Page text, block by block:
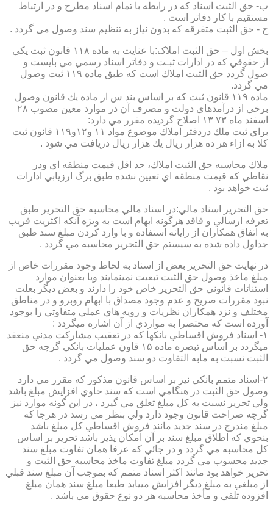
ب- حق الثبت اسناد كه در رابطه با تمام اسناد مطرح و در ارتباط
مستقيم با كار دفاتر است .
ج - حق الثبت متفرقه كه بدون نياز به تنظیم سند وصول می گردد .
بخش اول – حق الثبت املاک:با عنايت به ماده ۱۱۸ قانون ثبت يكي
از حقوقي كه در ادارات ثبـت و دفاتر اسناد رسمي مي بايست و
صول گردد حق الثبت املاك است كه طبق ماده ۱۱۹ ثبت وصول
مي گردد.
ماده ۱۱۹ قانون ثبت كه بر اساس بند س از ماده يك قانون وصول
برخي از درآمدهاي دولت و مصرف آن در موارد معين مصوب ۲۸
اسفند ماه ۷۳ ۱۳ اصلاح گرديده مقرر مي دارد:
براي ثبت ملك دردفتر املاك موضوع مواد ۱۱ و۱۲و۱۱۹ قانون ثبت
كلا به ازاء هر ده هزار ريال يك هزار ريال دريافت مي شود .
ملاك محاسبه حق الثبت املاك، حد اقل قيمت منطقه اي ودر
نقاطي كه قيمت منطقه اي تعيين نشده طبق برگ ارزيابي ادارات
ثبت خواهد بود .
حق التحرير اسناد مالي:در اسناد مالي محاسبه حق التحرير طبق
تعرفه ارسالي و فاقد هرگونه ابهام است به ويژه آنكه اكثريت قريب
به اتفاق همكاران از رايانه استفاده و با وارد كردن مبلغ سند طبق
جداول داده شده به سيستم حق التحرير محاسبه مي گردد .
در نهايت حق التحرير بعض از اسناد به لحاظ وجود مقررات خاص از
مبلغ ماخذ وصول حق الثبت تبعيت نمينمايند ويا بعنوان موارد
استنائات قانوني حق التحرير خاص خود را دارند و بعض ديگر بعلت
نبود مقررات صريح و عدم وجود مصداق با ابهام روبرو و در مناطق
مختلف و نزد همكاران نظريات و رويه هاي عملي متفاوتي را بوجود
آورده است كه مختصرا به مواردي از آن اشاره ميگردد :
۱- اسناد فروش اقساطي بانكها كه در تعقيب مشاركت مدني منعقد
ميگردد بر اساس تبصره ماده ۱۵ قاون عمليات بانكي گرچه حق
الثبت نسبت به مابه التفاوت دو سند وصول مي گردد .
۲-اسناد متمم بانكي نيز بر اساس قانون مذكور كه مقرر مي دارد
وصول حق الثبت در هنگامي است كه سند حاوي افزايش مبلغ باشد
ولي تحرير نسبت به كل مبلغ تعلق مي گيرد ، در اين گونه موارد نيز
گرچه صراحت قانون وجود دارد ولي بنظر مي رسد در هرجا كه
مبلغ مندرج در سند جديد مانند فروش اقساطي كل مبلغ باشد
بنحوي كه اطلاق مبلغ سند بر آن امكان پذير باشد تحرير بر اساس
كل محاسبه مي گردد و در جائي كه عرفا همان تفاوت مبلغ سند
جديد محسوب مي گردد مبلغ تفاوت ماخذ محاسبه حق الثبت و
تحرير خواهد بود مانند اكثر اسناد متمم كه بموجب آن مبلغ سند قبلي
از مبلغي به مبلغ ديگر افزايش مييابد طبعا مبلغ سند همان مبلغ
افزوده تلقی و مأخذ محاسبه هر دو نوع حقوق می باشد .